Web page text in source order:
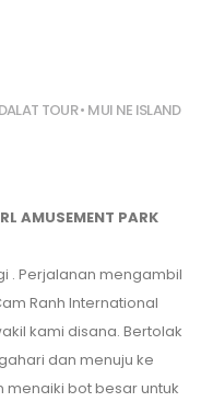
TOUR • MUI NE ISLAND
AMUSEMENT PARK
. Perjalanan mengambil
Ranh International
kami disana. Bertolak
dan menuju ke
menaiki bot besar untuk